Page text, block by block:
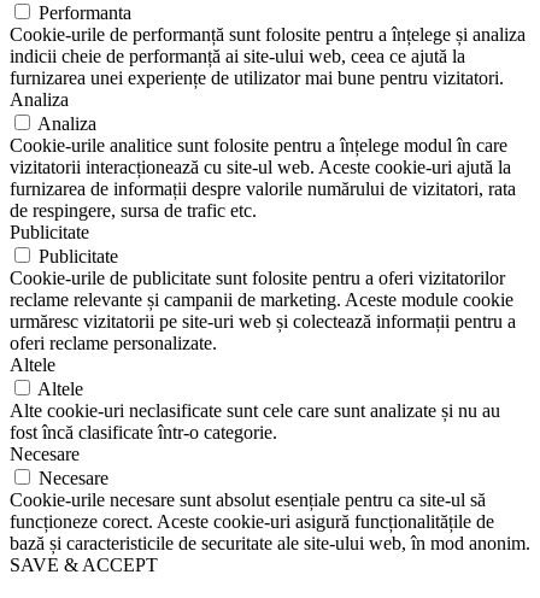
Performanta
Cookie-urile de performanță sunt folosite pentru a înțelege și analiza
indicii cheie de performanță ai site-ului web, ceea ce ajută la
furnizarea unei experiențe de utilizator mai bune pentru vizitatori.
Analiza
Analiza
Cookie-urile analitice sunt folosite pentru a înțelege modul în care
vizitatorii interacționează cu site-ul web. Aceste cookie-uri ajută la
furnizarea de informații despre valorile numărului de vizitatori, rata
de respingere, sursa de trafic etc.
Publicitate
Publicitate
Cookie-urile de publicitate sunt folosite pentru a oferi vizitatorilor
reclame relevante și campanii de marketing. Aceste module cookie
urmăresc vizitatorii pe site-uri web și colectează informații pentru a
oferi reclame personalizate.
Altele
Altele
Alte cookie-uri neclasificate sunt cele care sunt analizate și nu au
fost încă clasificate într-o categorie.
Necesare
Necesare
Cookie-urile necesare sunt absolut esențiale pentru ca site-ul să
funcționeze corect. Aceste cookie-uri asigură funcționalitățile de
bază și caracteristicile de securitate ale site-ului web, în mod anonim.
SAVE & ACCEPT